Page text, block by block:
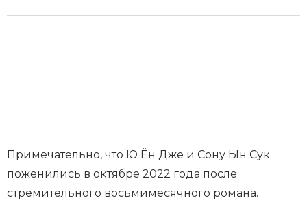
Примечательно, что Ю Ён Дже и Сону Ын Сук
поженились в октябре 2022 года после
стремительного восьмимесячного романа.